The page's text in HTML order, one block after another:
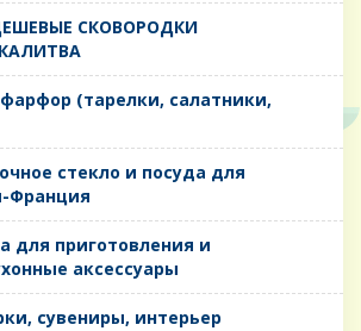
СКОВОРОДКИ
- фарфор (тарелки, салатники,
стекло и посуда для
Франция
для приготовления и
аксессуары
сувениры, интерьер